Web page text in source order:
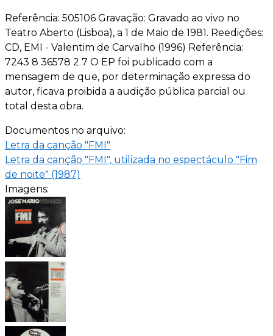
Referência: 505106 Gravação: Gravado ao vivo no
Teatro Aberto (Lisboa), a 1 de Maio de 1981. Reedições:
CD, EMI - Valentim de Carvalho (1996) Referência:
7243 8 36578 2 7 O EP foi publicado com a
mensagem de que, por determinação expressa do
autor, ficava proibida a audição pública parcial ou
total desta obra.
Documentos no arquivo:
Letra da canção "FMI"
Letra da canção "FMI", utilizada no espectáculo "Fim
de noite" (1987)
Imagens: